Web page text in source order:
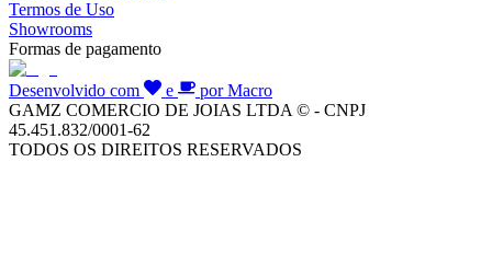
Termos de Uso
Showrooms
Formas de pagamento
Desenvolvido com e
por Macro
GAMZ COMERCIO DE JOIAS LTDA © - CNPJ
45.451.832/0001-62
TODOS OS DIREITOS RESERVADOS